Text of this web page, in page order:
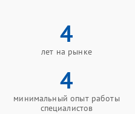
4
лет на рынке
4
минимальный опыт работы
специалистов